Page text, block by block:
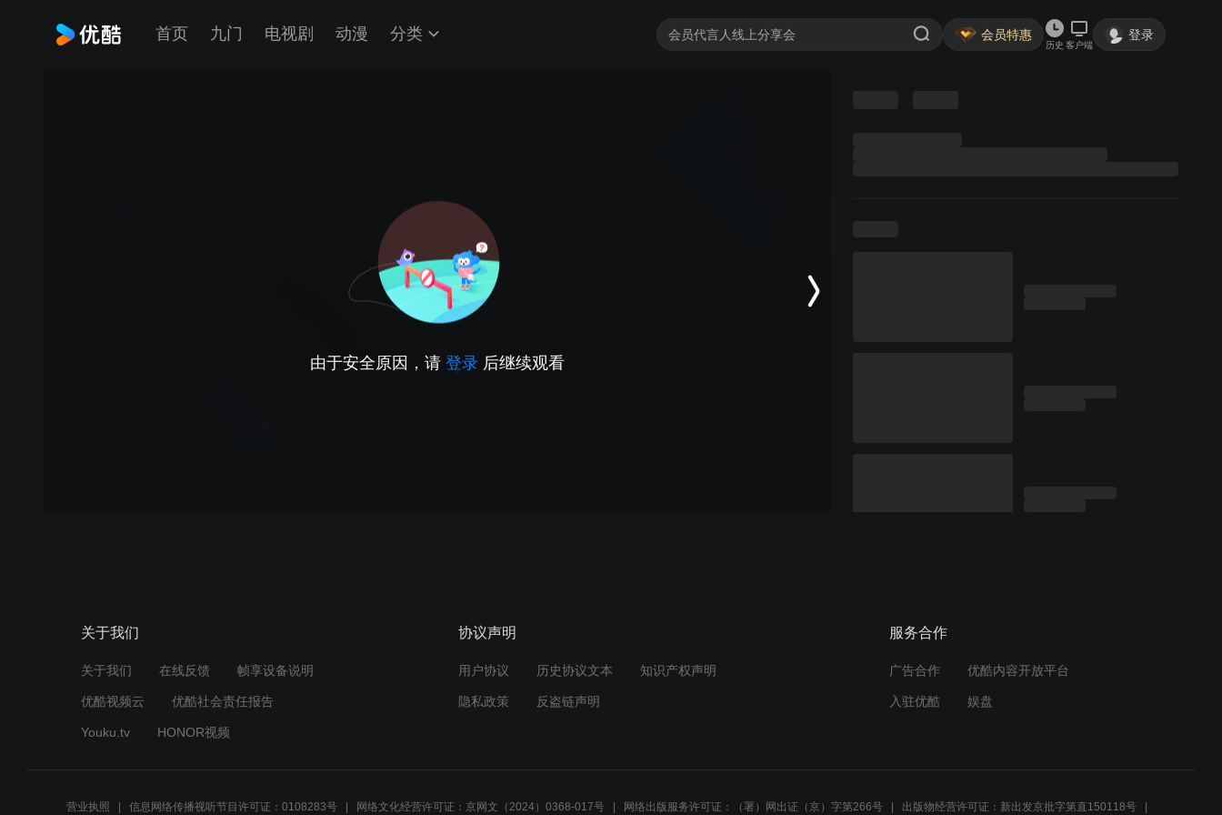
首页 九门 电视剧 动漫 分类 会员特惠
历史 客户端
登录
由于安全原因，请 登录 后继续观看
关于我们
关于我们 在线反馈 帧享设备说明
优酷视频云 优酷社会责任报告
Youku.tv HONOR视频
协议声明
用户协议 历史协议文本 知识产权声明
隐私政策 反盗链声明
服务合作
广告合作 优酷内容开放平台
入驻优酷 娱盘
营业执照 信息网络传播视听节目许可证：0108283号 网络文化经营许可证：京网文（2024）0368-017号 网络出版服务许可证：（署）网出证（京）字第266号 出版物经营许可证：新出发京批字第直150118号